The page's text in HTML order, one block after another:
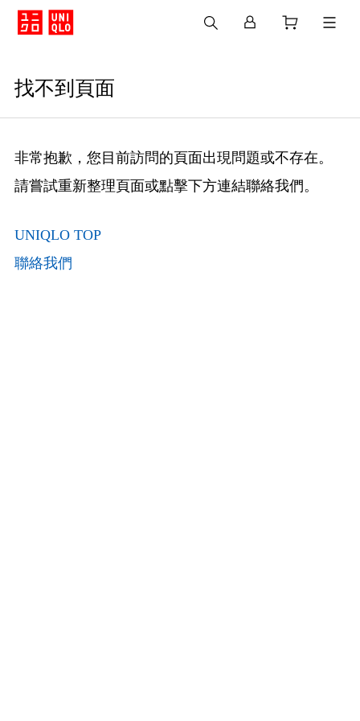
找不到頁面
非常抱歉，您目前訪問的頁面出現問題或不存在。
請嘗試重新整理頁面或點擊下方連結聯絡我們。
UNIQLO TOP
聯絡我們